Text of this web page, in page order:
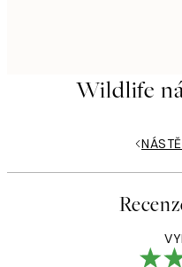
Wildlife